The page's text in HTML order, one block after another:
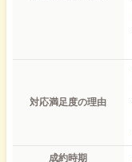
対応満足度の理由
成約時期